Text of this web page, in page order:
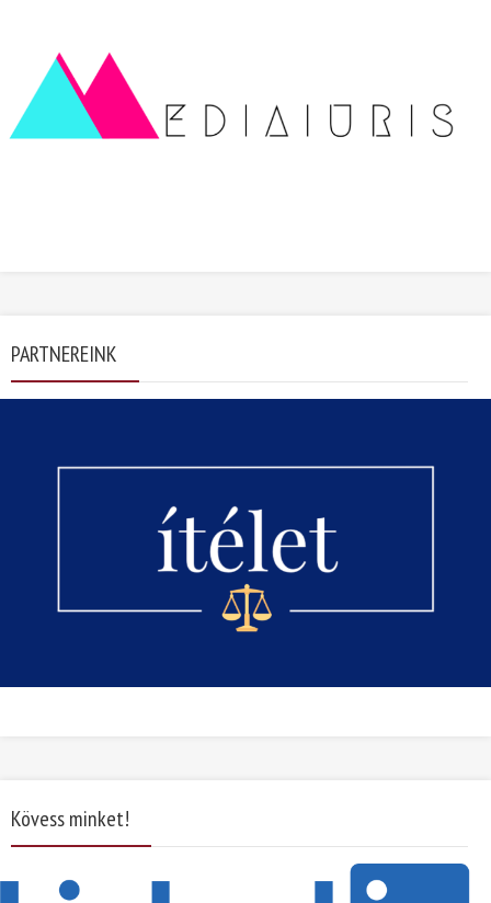
PARTNEREINK
Kövess minket!